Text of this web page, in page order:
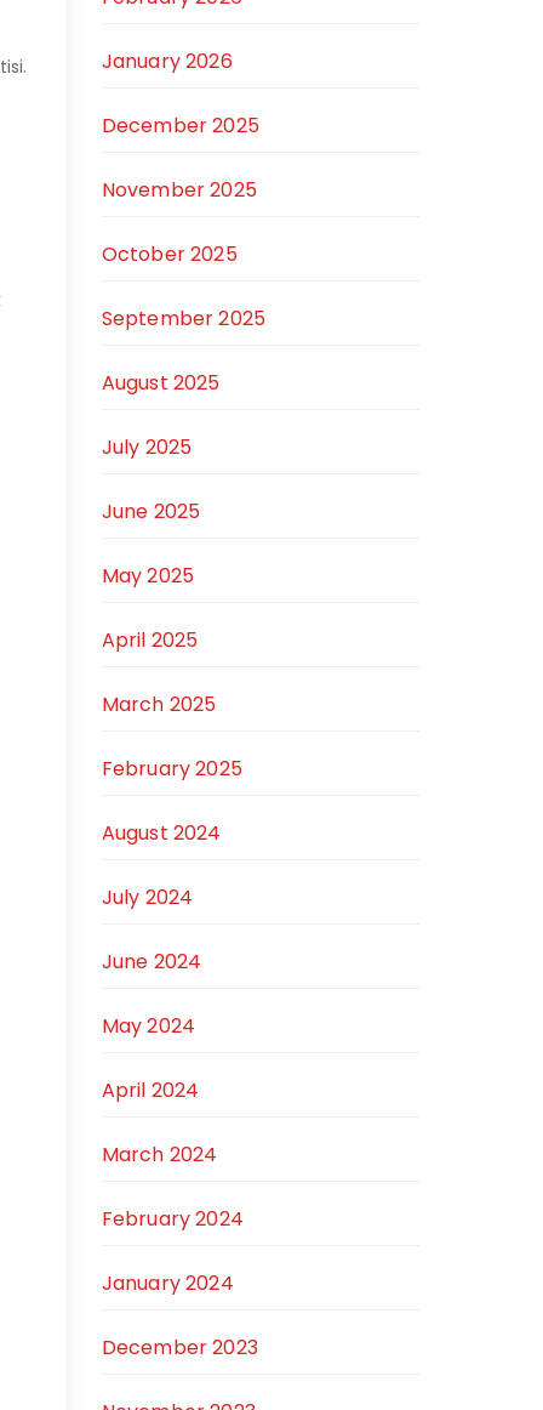
January 2026
December 2025
November 2025
October 2025
September 2025
August 2025
July 2025
June 2025
May 2025
April 2025
March 2025
February 2025
August 2024
July 2024
June 2024
May 2024
April 2024
March 2024
February 2024
January 2024
December 2023